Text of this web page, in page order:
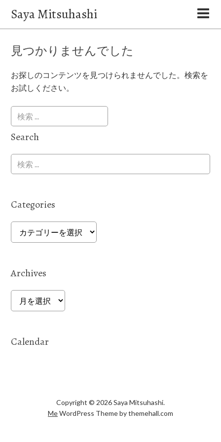
Saya Mitsuhashi
見つかりませんでした
お探しのコンテンツを見つけられませんでした。検索を
お試しください。
Search
Categories
Categories
Archives
Archives
Calendar
Copyright © 2026 Saya Mitsuhashi.
MeWordPress Theme by themehall.com